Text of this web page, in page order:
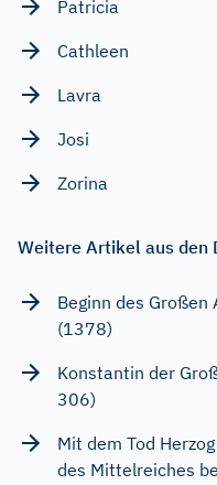
Patricia
Cathleen
Lavra
Josi
Zorina
Weitere Artikel aus den
Beginn des Großen
(1378)
Konstantin der
306)
Mit dem Tod
des Mittelreiches